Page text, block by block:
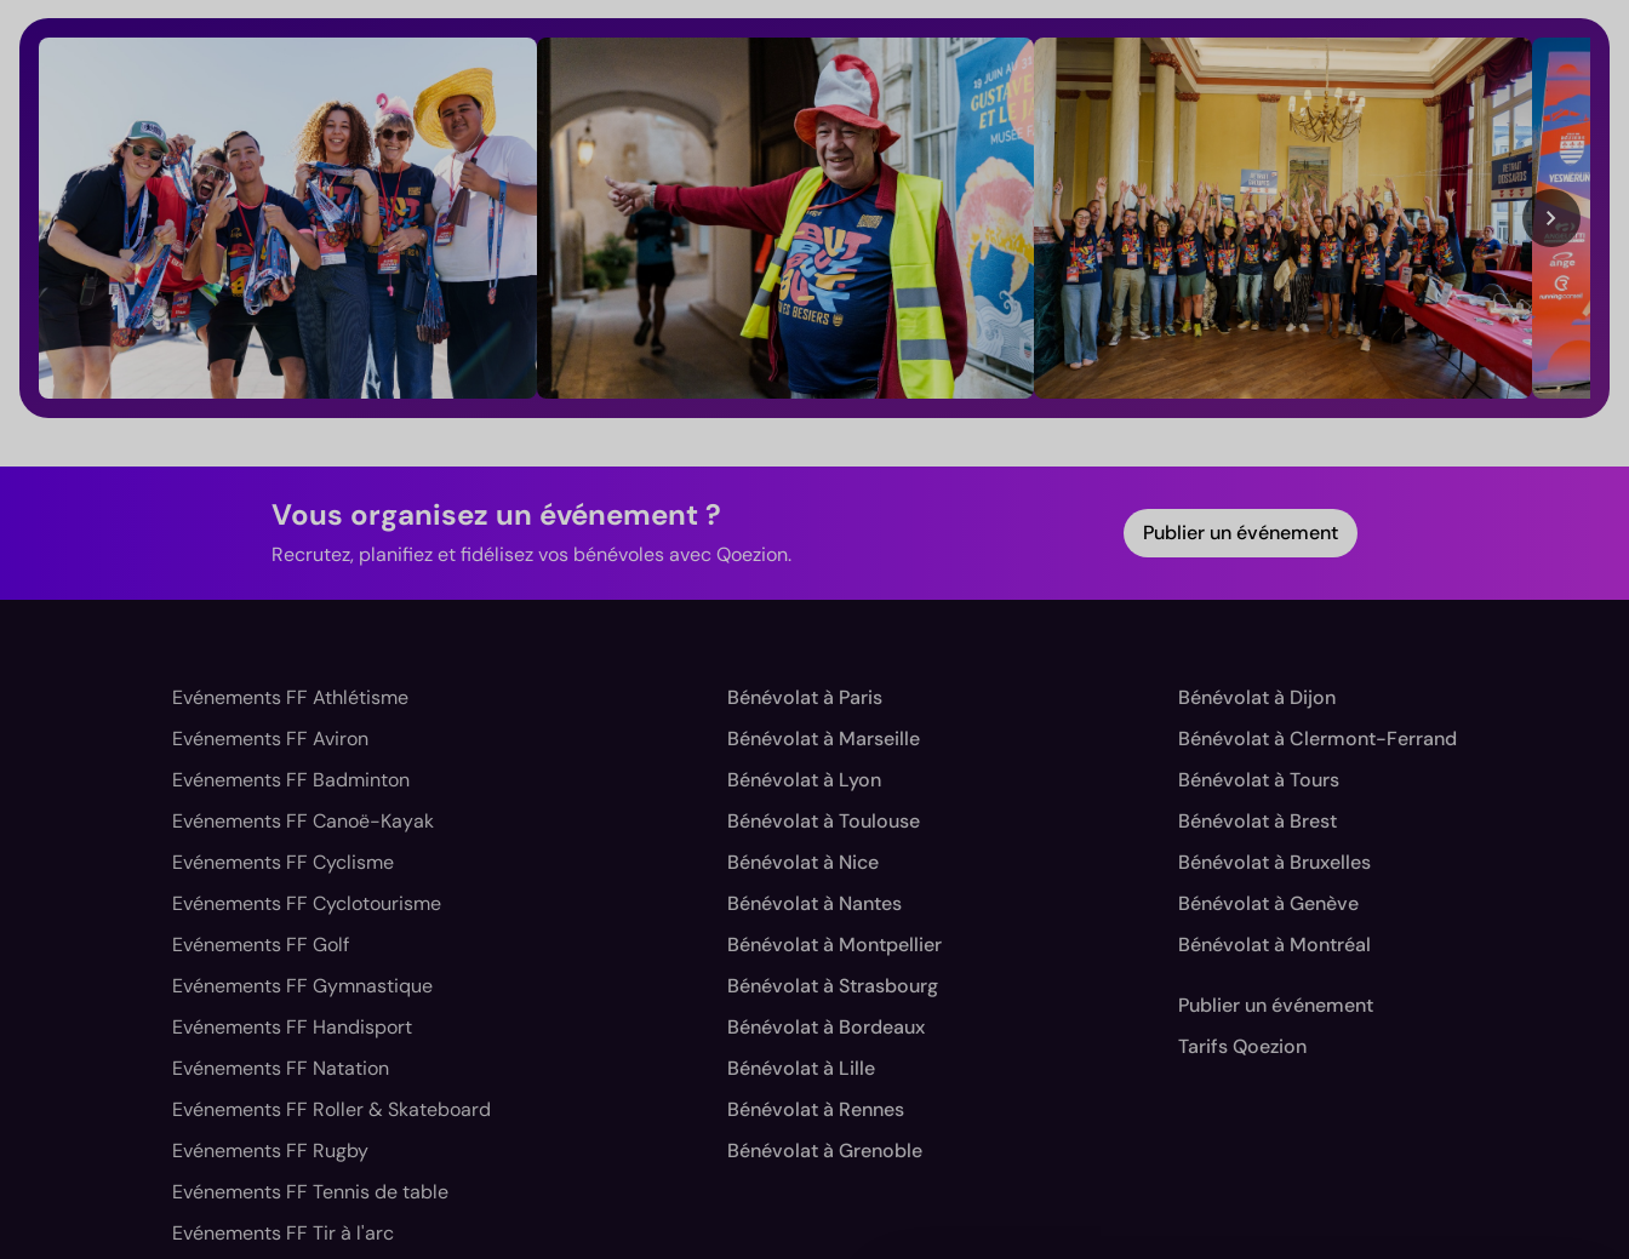
chevron_right
Vous organisez un événement ?
Recrutez, planifiez et fidélisez vos bénévoles avec Qoezion.
Publier un événement
Evénements FF Athlétisme
Evénements FF Aviron
Evénements FF Badminton
Evénements FF Canoë-Kayak
Evénements FF Cyclisme
Evénements FF Cyclotourisme
Evénements FF Golf
Evénements FF Gymnastique
Evénements FF Handisport
Evénements FF Natation
Evénements FF Roller & Skateboard
Evénements FF Rugby
Evénements FF Tennis de table
Evénements FF Tir à l'arc
Bénévolat à Paris
Bénévolat à Marseille
Bénévolat à Lyon
Bénévolat à Toulouse
Bénévolat à Nice
Bénévolat à Nantes
Bénévolat à Montpellier
Bénévolat à Strasbourg
Bénévolat à Bordeaux
Bénévolat à Lille
Bénévolat à Rennes
Bénévolat à Grenoble
Bénévolat à Dijon
Bénévolat à Clermont-Ferrand
Bénévolat à Tours
Bénévolat à Brest
Bénévolat à Bruxelles
Bénévolat à Genève
Bénévolat à Montréal
Publier un événement
Tarifs Qoezion